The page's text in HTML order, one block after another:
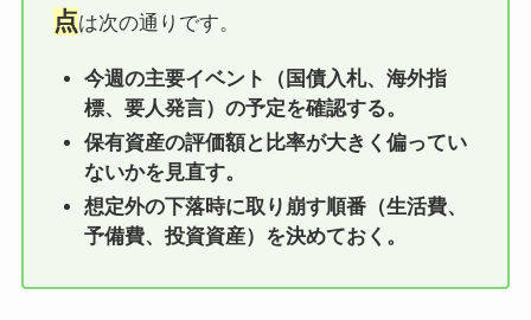
点は次の通りです。
今週の主要イベント（国債入札、海外指
標、要人発言）の予定を確認する。
保有資産の評価額と比率が大きく偏ってい
ないかを見直す。
想定外の下落時に取り崩す順番（生活費、
予備費、投資資産）を決めておく。